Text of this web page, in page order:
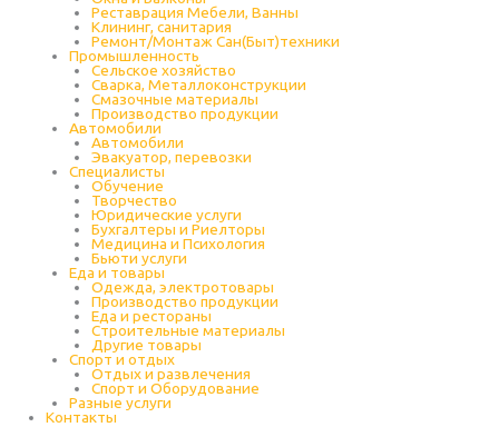
Реставрация Мебели, Ванны
Клининг, санитария
Ремонт/Монтаж Сан(Быт)техники
Промышленность
Cельское хозяйство
Сварка, Металлоконструкции
Cмазочные материалы
Производство продукции
Автомобили
Автомобили
Эвакуатор, перевозки
Специалисты
Обучение
Творчество
Юридические услуги
Бухгалтеры и Риелторы
Медицина и Психология
Бьюти услуги
Еда и товары
Одежда, электротовары
Производство продукции
Еда и рестораны
Строительные материалы
Другие товары
Спорт и отдых
Отдых и развлечения
Спорт и Оборудование
Разные услуги
Контакты